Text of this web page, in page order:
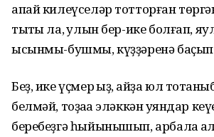
апай килеүселәр тотторған
тыҡты ла, ҡулын бер-ике болғап,
ысынмы-бушмы, күҙҙәренә
Беҙ, ике үҫмер ҡыҙ, ҡайҙа юл
белмәй, тоҙаҡҡа эләккән ҡуяндар
беребеҙгә һыйынышып, арбала